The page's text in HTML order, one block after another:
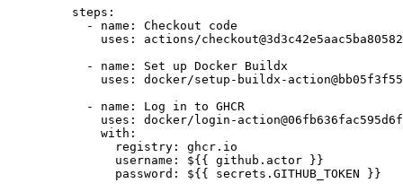
steps :
- name : Checkout code
uses : actions/
- name : Set up Docker Buildx
uses : docker/setup-buildx-
- name : Log in to GHCR
uses : docker/login-
with :
registry : ghcr.io
username : ${{ github.actor }}
password : ${{ secrets.GITHUB_TOKEN }}